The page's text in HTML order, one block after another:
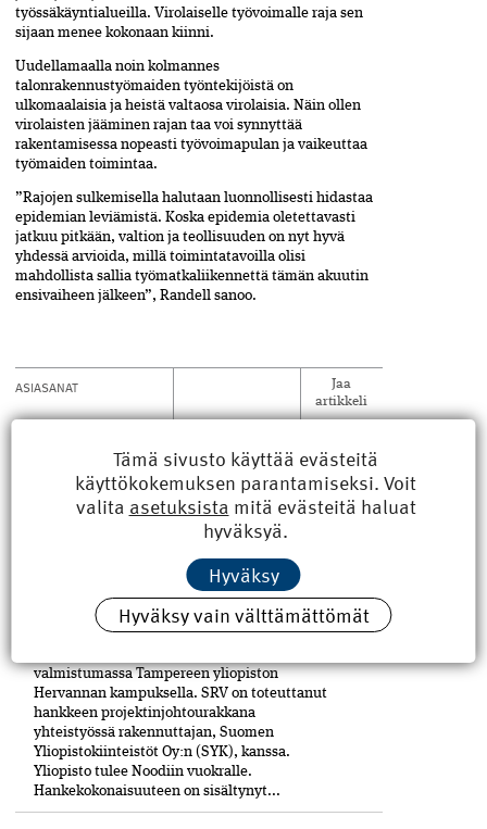
työssäkäyntialueilla. Virolaiselle työvoimalle raja sen
sijaan menee kokonaan kiinni.
Uudellamaalla noin kolmannes
talonrakennustyömaiden työntekijöistä on
ulkomaalaisia ja heistä valtaosa virolaisia. Näin ollen
virolaisten jääminen rajan taa voi synnyttää
rakentamisessa nopeasti työvoimapulan ja vaikeuttaa
työmaiden toimintaa.
”Rajojen sulkemisella halutaan luonnollisesti hidastaa
epidemian leviämistä. Koska epidemia oletettavasti
jatkuu pitkään, valtion ja teollisuuden on nyt hyvä
yhdessä arvioida, millä toimintatavoilla olisi
mahdollista sallia työmatkaliikennettä tämän akuutin
ensivaiheen jälkeen”, Randell sanoo.
ASIASANAT
Jaa
artikkeli
Hervannan Noodi valmistuu
tänä kesänä
valmistumassa Tampereen yliopiston
Hervannan kampuksella. SRV on toteuttanut
hankkeen projektinjohtourakkana
yhteistyössä rakennuttajan, Suomen
Yliopistokiinteistöt Oy:n (SYK), kanssa.
Yliopisto tulee Noodiin vuokralle.
Hankekokonaisuuteen on sisältynyt...
Tämä sivusto käyttää evästeitä
käyttökokemuksen parantamiseksi. Voit
valita asetuksista mitä evästeitä haluat
hyväksyä.
Hyväksy
Hyväksy vain välttämättömät